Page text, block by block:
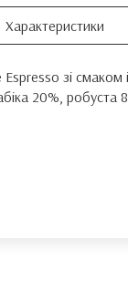
Характеристики
зі
20%, робуста